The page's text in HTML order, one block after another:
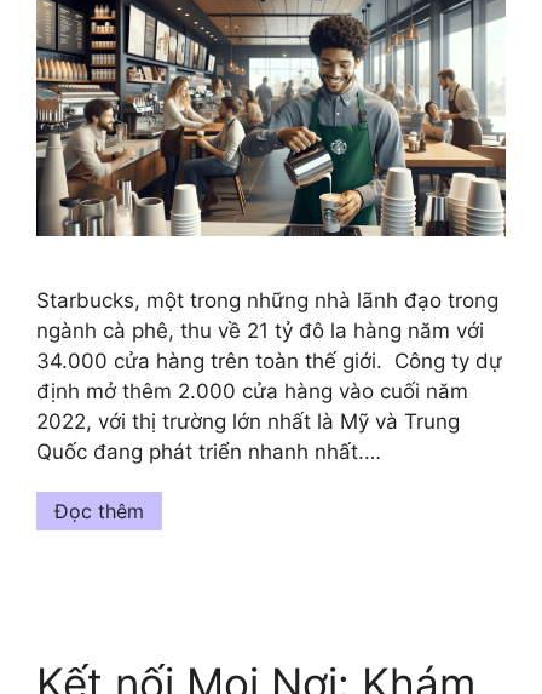
Starbucks, một trong những nhà lãnh đạo trong
ngành cà phê, thu về 21 tỷ đô la hàng năm với
34.000 cửa hàng trên toàn thế giới. Công ty dự
định mở thêm 2.000 cửa hàng vào cuối năm
2022, với thị trường lớn nhất là Mỹ và Trung
Quốc đang phát triển nhanh nhất.…
Đọc thêm
Kết nối Mọi Nơi: Khám